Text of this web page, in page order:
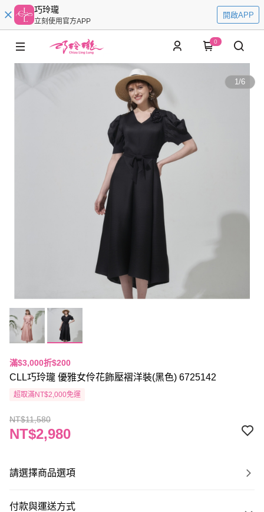
巧玲瓏
立刻使用官方APP
開啟APP
0
1/6
滿$3,000折$200
CLL巧玲瓏 優雅女伶花飾壓褶洋裝(黑色) 6725142
超取滿NT$2,000免運
NT$11,580
NT$2,980
請選擇商品選項
付款與運送方式